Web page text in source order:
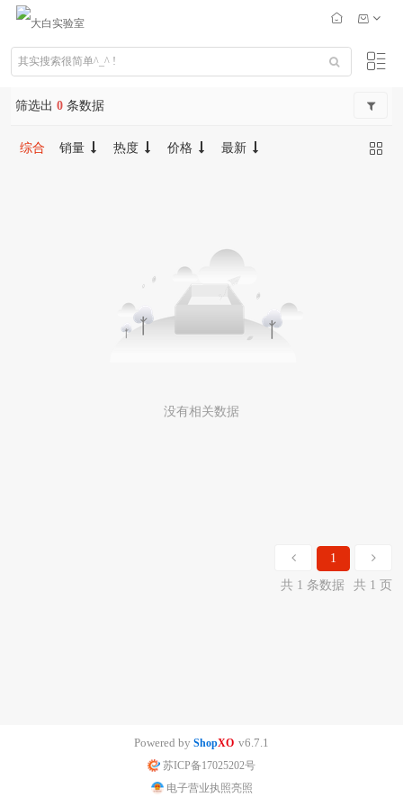
筛选出 0 条数据
综合 销量 热度 价格 最新
没有相关数据
1
共 1 条数据
共 1 页
Powered by ShopXO v6.7.1
苏ICP备17025202号
电子营业执照亮照